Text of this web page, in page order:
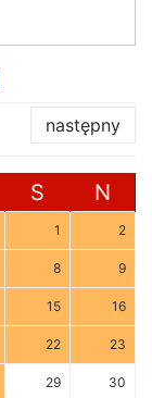
następny
S N
1 2
8 9
15 16
22 23
29 30